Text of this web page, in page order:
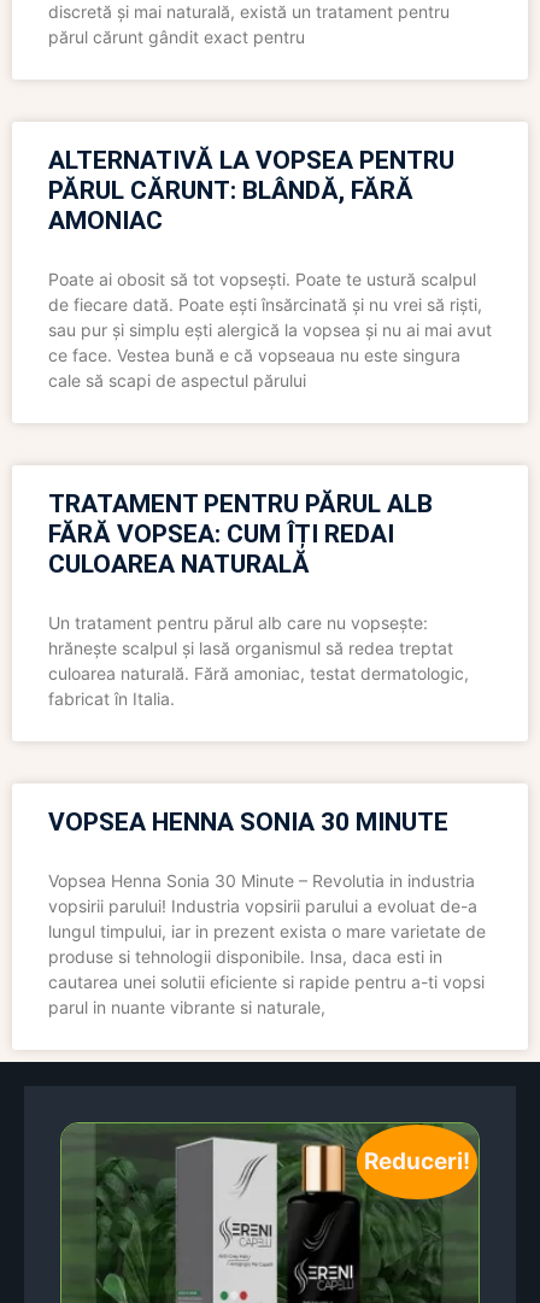
discretă și mai naturală, există un tratament pentru
părul cărunt gândit exact pentru
ALTERNATIVĂ LA VOPSEA PENTRU
PĂRUL CĂRUNT: BLÂNDĂ, FĂRĂ
AMONIAC
Poate ai obosit să tot vopsești. Poate te ustură scalpul
de fiecare dată. Poate ești însărcinată și nu vrei să riști,
sau pur și simplu ești alergică la vopsea și nu ai mai avut
ce face. Vestea bună e că vopseaua nu este singura
cale să scapi de aspectul părului
TRATAMENT PENTRU PĂRUL ALB
FĂRĂ VOPSEA: CUM ÎȚI REDAI
CULOAREA NATURALĂ
Un tratament pentru părul alb care nu vopsește:
hrănește scalpul și lasă organismul să redea treptat
culoarea naturală. Fără amoniac, testat dermatologic,
fabricat în Italia.
VOPSEA HENNA SONIA 30 MINUTE
Vopsea Henna Sonia 30 Minute – Revolutia in industria
vopsirii parului! Industria vopsirii parului a evoluat de-a
lungul timpului, iar in prezent exista o mare varietate de
produse si tehnologii disponibile. Insa, daca esti in
cautarea unei solutii eficiente si rapide pentru a-ti vopsi
parul in nuante vibrante si naturale,
Reduceri!